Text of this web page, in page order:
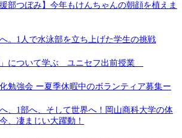
部つぼみ】今年もけんちゃんの朝顔を植えま
。1人で水泳部を立ち上げた学生の挑戦
」について学ぶ ユニセフ出前授業
勉強会 ー夏季休暇中のボランティア募集ー
、1部へ、そして世界へ！岡山商科大学の体
、凄まじい大躍動！